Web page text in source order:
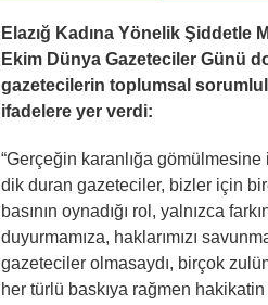
Elazığ Kadına Yönelik Şiddetle
Ekim Dünya Gazeteciler Günü
gazetecilerin toplumsal
ifadelere yer verdi:
“Gerçeğin karanlığa
dik duran gazeteciler, bizler için
basının oynadığı rol, yalnızca
duyurmamıza, haklarımızı
gazeteciler olmasaydı, birçok
her türlü baskıya rağmen